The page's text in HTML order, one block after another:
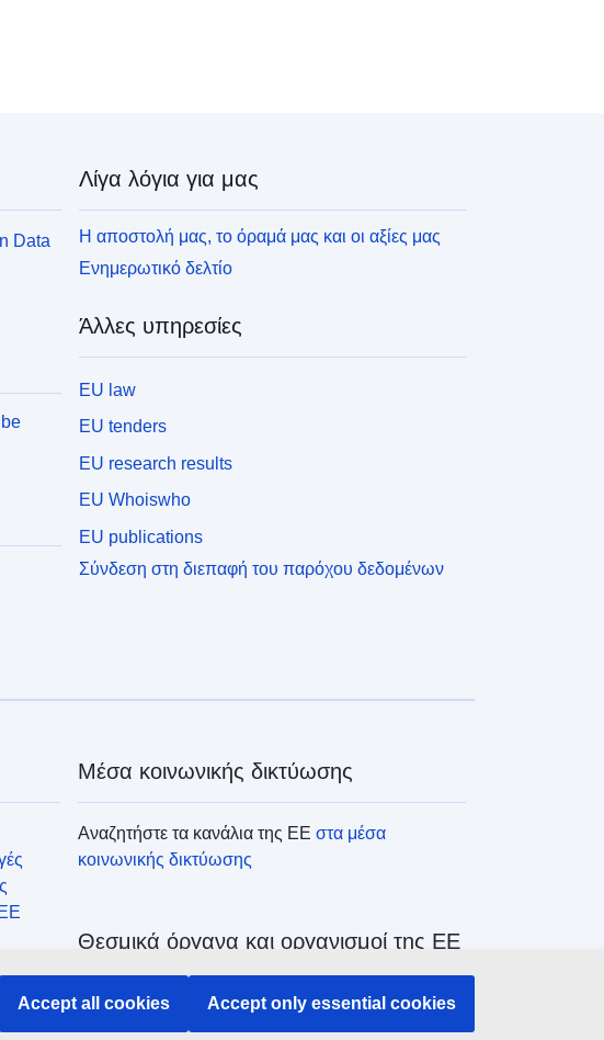
Data
Λίγα λόγια για μας
Η αποστολή μας, το όραμά μας και οι αξίες μας
Ενημερωτικό δελτίο
Άλλες υπηρεσίες
EU law
EU tenders
EU research results
EU Whoiswho
EU publications
Σύνδεση στη διεπαφή του παρόχου δεδομένων
Μέσα κοινωνικής δικτύωσης
Αναζητήστε τα κανάλια της ΕΕστα μέσα
κοινωνικής δικτύωσης
Θεσμικά όργανα και οργανισμοί της ΕΕ
Αναζήτηση όλων των θεσμικών και λοιπών
οργάνων και οργανισμών της ΕΕ
Accept all cookies Accept only essential cookies